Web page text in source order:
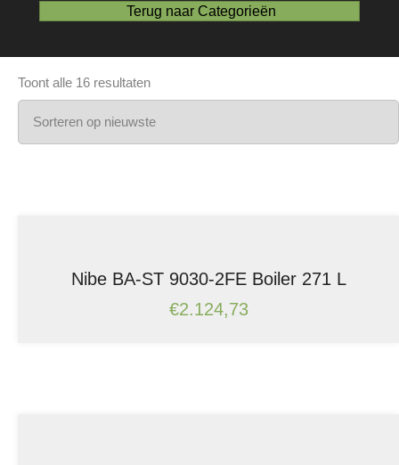
Terug naar Categorieën
Toont alle 16 resultatenGesorteerd
op
Nibe BA-ST 9030-2FE Boiler 271 L
€2.124,73